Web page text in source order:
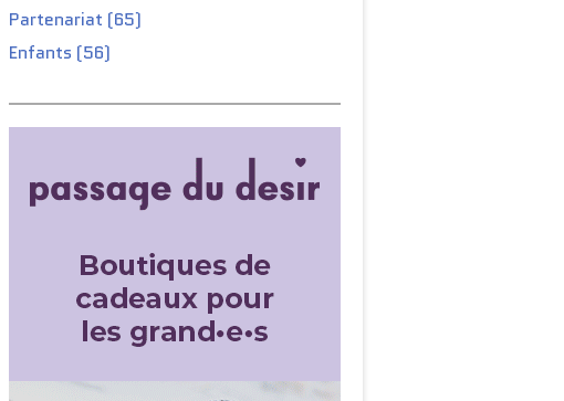
Partenariat (65)
Enfants (56)